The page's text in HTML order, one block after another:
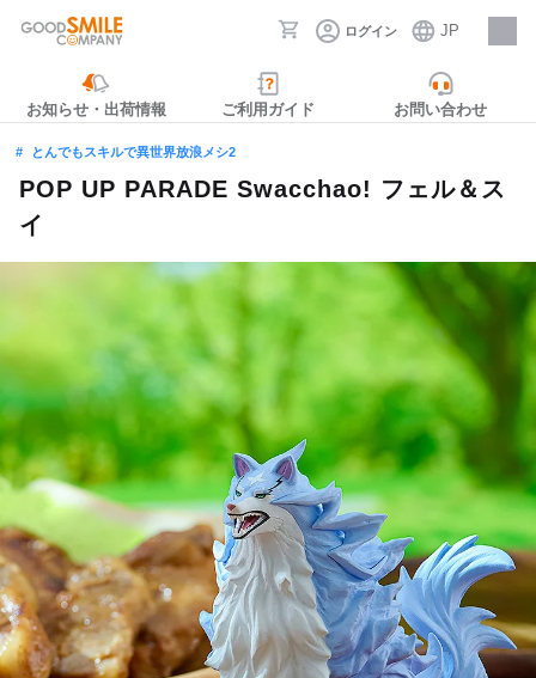
ログイン JP
採用情報
お知らせ・出荷情報 ご利用ガイド お問い合わせ
とんでもスキルで異世界放浪メシ2
POP UP PARADE Swacchao! フェル＆ス
イ